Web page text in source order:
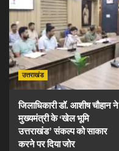
उत्तराखंड
जिलाधिकारी डॉ. आशीष चौहान ने
मुख्यमंत्री के ‘खेल भूमि
उत्तराखंड’ संकल्प को साकार
करने पर दिया जोर